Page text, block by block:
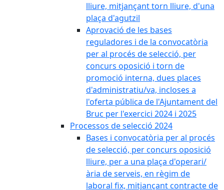
lliure, mitjançant torn lliure, d'una
plaça d'agutzil
Aprovació de les bases
reguladores i de la convocatòria
per al procés de selecció, per
concurs oposició i torn de
promoció interna, dues places
d'administratiu/va, incloses a
l'oferta pública de l'Ajuntament del
Bruc per l'exercici 2024 i 2025
Processos de selecció 2024
Bases i convocatòria per al procés
de selecció, per concurs oposició
lliure, per a una plaça d'operari/
ària de serveis, en règim de
laboral fix, mitjançant contracte de